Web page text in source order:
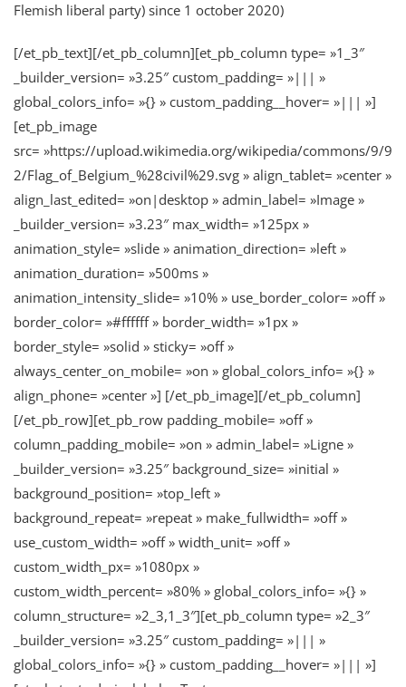
Flemish liberal party) since 1 october 2020)
[/et_pb_text][/et_pb_column][et_pb_column type= »1_3″
_builder_version= »3.25″ custom_padding= »||| »
global_colors_info= »{} » custom_padding__hover= »||| »]
[et_pb_image
src= »https://upload.wikimedia.org/wikipedia/commons/9/9
2/Flag_of_Belgium_%28civil%29.svg » align_tablet= »center »
align_last_edited= »on|desktop » admin_label= »Image »
_builder_version= »3.23″ max_width= »125px »
animation_style= »slide » animation_direction= »left »
animation_duration= »500ms »
animation_intensity_slide= »10% » use_border_color= »off »
border_color= »#ffffff » border_width= »1px »
border_style= »solid » sticky= »off »
always_center_on_mobile= »on » global_colors_info= »{} »
align_phone= »center »] [/et_pb_image][/et_pb_column]
[/et_pb_row][et_pb_row padding_mobile= »off »
column_padding_mobile= »on » admin_label= »Ligne »
_builder_version= »3.25″ background_size= »initial »
background_position= »top_left »
background_repeat= »repeat » make_fullwidth= »off »
use_custom_width= »off » width_unit= »off »
custom_width_px= »1080px »
custom_width_percent= »80% » global_colors_info= »{} »
column_structure= »2_3,1_3″][et_pb_column type= »2_3″
_builder_version= »3.25″ custom_padding= »||| »
global_colors_info= »{} » custom_padding__hover= »||| »]